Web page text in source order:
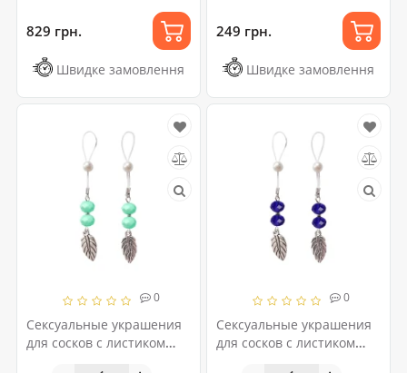
829 грн.
Швидке замовлення
249 грн.
Швидке замовлення
0
Сексуальные украшения
для сосков с листиком
0
Сексуальные украшения
для сосков с листиком